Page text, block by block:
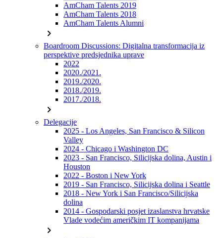
AmCham Talents 2019
AmCham Talents 2018
AmCham Talents Alumni
chevron_right
Boardroom Discussions: Digitalna transformacija iz
perspektive predsjednika uprave
2022
2020./2021.
2019./2020.
2018./2019.
2017./2018.
chevron_right
Delegacije
2025 - Los Angeles, San Francisco & Silicon
Valley
2024 - Chicago i Washington DC
2023 - San Francisco, Silicijska dolina, Austin i
Houston
2022 - Boston i New York
2019 - San Francisco, Silicijska dolina i Seattle
2018 - New York i San Francisco/Silicijska
dolina
2014 - Gospodarski posjet izaslanstva hrvatske
Vlade vodećim američkim IT kompanijama
chevron_right